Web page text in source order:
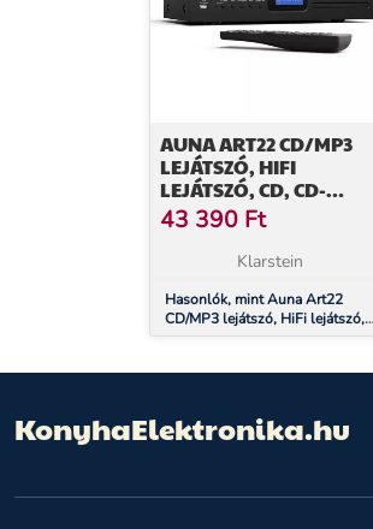
AUNA ART22 CD/MP3
LEJÁTSZÓ, HIFI
LEJÁTSZÓ, CD, CD-
R/RW, CD-MP3,
KIJELZŐ, TÁVIRÁNYÍTÓ
43 390 Ft
Klarstein
Hasonlók, mint Auna Art22
CD/MP3 lejátszó, HiFi lejátszó,
CD, CD-R/RW, CD-MP3,
KonyhaElektronika.hu